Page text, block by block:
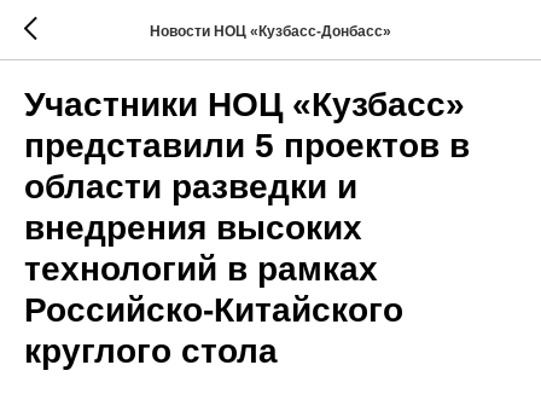
Новости НОЦ «Кузбасс-Донбасс»
Участники НОЦ «Кузбасс»
представили 5 проектов в
области разведки и
внедрения высоких
технологий в рамках
Российско-Китайского
круглого стола